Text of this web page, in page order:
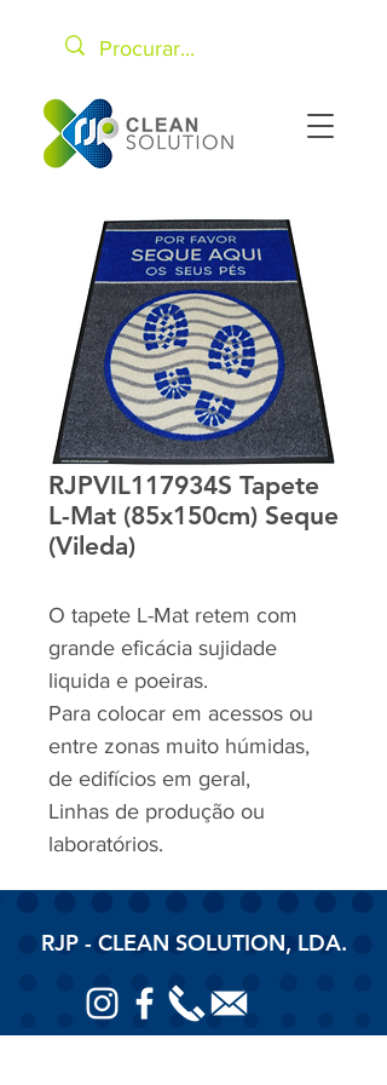
RJPVIL117934S Tapete
L-Mat (85x150cm) Seque
(Vileda)
O tapete L-Mat retem com
grande eficácia sujidade
liquida e poeiras.
Para colocar em acessos ou
entre zonas muito húmidas,
de edifícios em geral,
Linhas de produção ou
laboratórios.
RJP - CLEAN SOLUTION, LDA.